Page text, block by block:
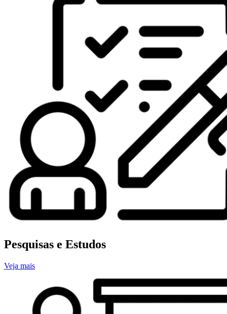
Pesquisas e Estudos
Veja mais